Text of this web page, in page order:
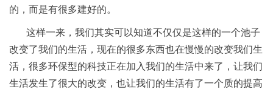
的，而是有很多建好的。
这样一来，我们其实可以知道不仅仅是这样的一个池子
改变了我们的生活，现在的很多东西也在慢慢的改变我们生
活，很多环保型的科技正在加入我们的生活中来了，让我们
生活发生了很大的改变，也让我们的生活有了一个质的提高